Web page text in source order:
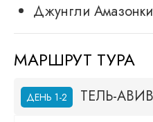
Джунгли
МАРШРУТ ТУРА
ДЕНЬ 1-2 ТЕЛЬ-